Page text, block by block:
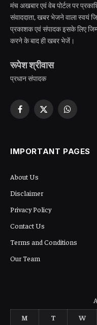
मंच अखबार एवं वेब पोर्टल पर
संवाददाता, खबर भेजने वाला स्वयं
प्रकाशक एवं संपादक इसके लिए
करने के बाद ही खबर भेजें।
रूपेश श्रीवास
प्रधान संपादक
Facebook
X
WhatsApp
IMPORTANT PAGES
About Us
Disclaimer
Privacy Policy
Contact Us
Terms and Conditions
Our Team
M
T W